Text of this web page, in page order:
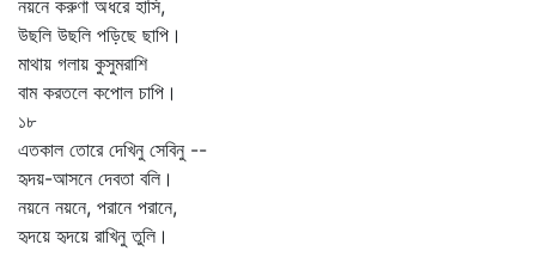
নয়নে করুণা অধরে হাসি,
উছলি উছলি পড়িছে ছাপি।
মাথায় গলায় কুসুমরাশি
বাম করতলে কপোল চাপি।
১৮
এতকাল তোরে দেখিনু সেবিনু --
হৃদয়-আসনে দেবতা বলি।
নয়নে নয়নে, পরানে পরানে,
হৃদয়ে হৃদয়ে রাখিনু তুলি।